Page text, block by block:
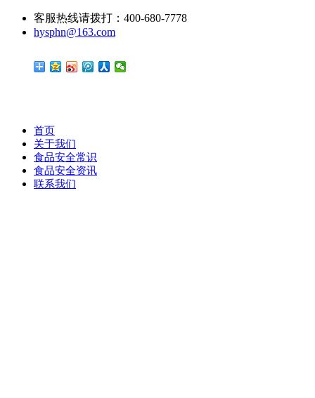
客服热线请拨打：400-680-7778
hysphn@163.com
首页
关于我们
食品安全常识
食品安全资讯
联系我们